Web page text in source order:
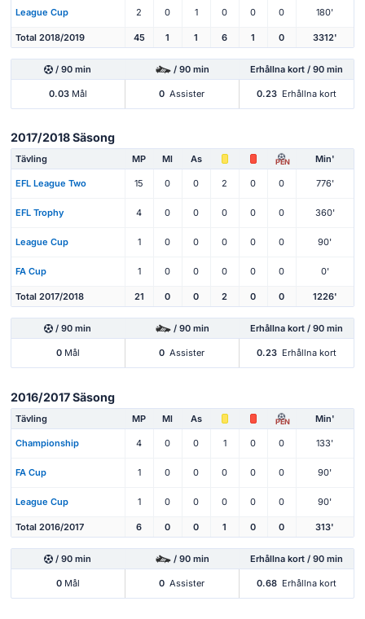
League Cup 2 0 1 0 0 0 180'
Total 2018/2019 45 1 1 6 1 0 3312'
/ 90 min / 90 min Erhållna kort / 90 min
0.03Mål 0 Assister 0.23 Erhållna kort
2017/2018 Säsong
Tävling MP Ml As PEN Min'
EFL League Two 15 0 0 2 0 0 776'
EFL Trophy 4 0 0 0 0 0 360'
League Cup 1 0 0 0 0 0 90'
FA Cup 1 0 0 0 0 0 0'
Total 2017/2018 21 0 0 2 0 0 1226'
/ 90 min / 90 min Erhållna kort / 90 min
0Mål 0 Assister 0.23 Erhållna kort
2016/2017 Säsong
Tävling MP Ml As PEN Min'
Championship 4 0 0 1 0 0 133'
FA Cup 1 0 0 0 0 0 90'
League Cup 1 0 0 0 0 0 90'
Total 2016/2017 6 0 0 1 0 0 313'
/ 90 min / 90 min Erhållna kort / 90 min
0Mål 0 Assister 0.68 Erhållna kort